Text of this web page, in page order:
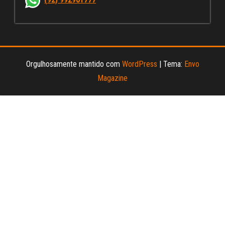
Orgulhosamente mantido com WordPress Tema: Envo
Magazine